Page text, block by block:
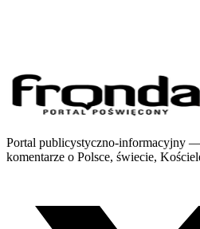
Portal publicystyczno-informacyjny
komentarze o Polsce, świecie,